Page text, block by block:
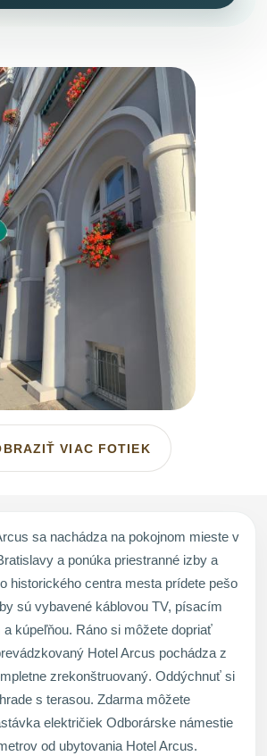
VIAC FOTIEK
sa nachádza na pokojnom mieste v
a ponúka priestranné izby a
historického centra mesta prídete pešo
sú vybavené káblovou TV, písacím
kúpeľňou. Ráno si môžete dopriať
Hotel Arcus pochádza z
zrekonštruovaný. Oddýchnuť si
s terasou. Zdarma môžete
električiek Odborárske námestie
od ubytovania Hotel Arcus.